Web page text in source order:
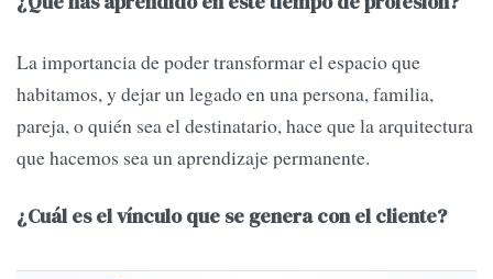
La importancia de poder transformar el espacio que
habitamos, y dejar un legado en una persona, familia,
pareja, o quién sea el destinatario, hace que la arquitectura
que hacemos sea un aprendizaje permanente.
¿Cuál es el vínculo que se genera con el cliente?